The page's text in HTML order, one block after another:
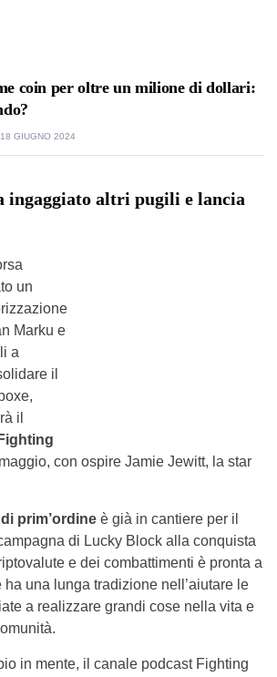
coin per oltre un milione di dollari:
18 GIUGNO 2024
ingaggiato altri pugili e lancia
un
Marku e
a
il
il
Fighting
con ospire Jamie Jewitt, la star
prim’ordine è già in cantiere per il
di Lucky Block alla conquista
e dei combattimenti è pronta a
una lunga tradizione nell’aiutare le
a realizzare grandi cose nella vita e
in mente, il canale podcast Fighting